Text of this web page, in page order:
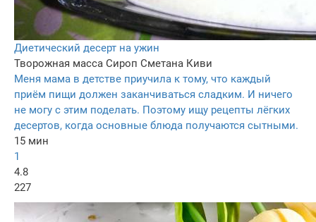
Диетический десерт на ужин
Творожная масса Сироп Сметана Киви
Меня мама в детстве приучила к тому, что каждый
приём пищи должен заканчиваться сладким. И ничего
не могу с этим поделать. Поэтому ищу рецепты лёгких
десертов, когда основные блюда получаются сытными.
15 мин
1
4.8
227